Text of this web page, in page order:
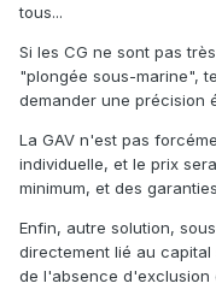
tous...
Si les CG ne sont pas
"plongée sous-marine",
demander une précision
La GAV n'est pas
individuelle, et le prix
minimum, et des
Enfin, autre solution,
directement lié au
de l'absence